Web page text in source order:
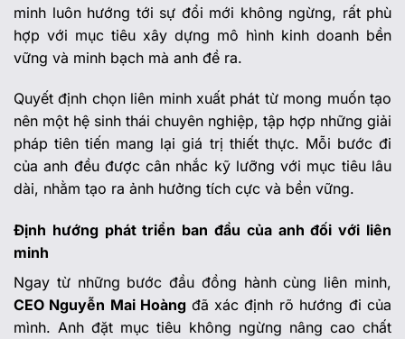
minh luôn hướng tới sự đổi mới không ngừng, rất phù
hợp với mục tiêu xây dựng mô hình kinh doanh bền
vững và minh bạch mà anh đề ra.
Quyết định chọn liên minh xuất phát từ mong muốn tạo
nên một hệ sinh thái chuyên nghiệp, tập hợp những giải
pháp tiên tiến mang lại giá trị thiết thực. Mỗi bước đi
của anh đều được cân nhắc kỹ lưỡng với mục tiêu lâu
dài, nhằm tạo ra ảnh hưởng tích cực và bền vững.
Định hướng phát triển ban đầu của anh đối với liên
minh
Ngay từ những bước đầu đồng hành cùng liên minh,
CEO Nguyễn Mai Hoàng đã xác định rõ hướng đi của
mình. Anh đặt mục tiêu không ngừng nâng cao chất